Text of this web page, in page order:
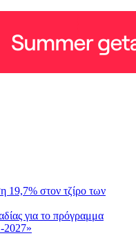
στον τζίρο των
για το πρόγραμμα
2027»